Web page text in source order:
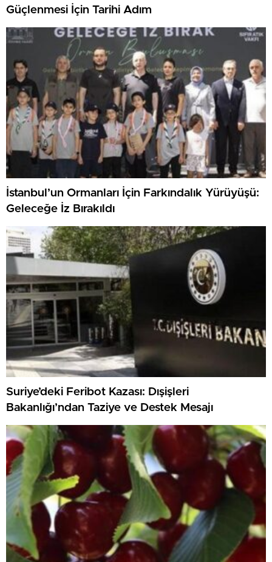
Güçlenmesi İçin Tarihi Adım
İstanbul’un Ormanları İçin Farkındalık Yürüyüşü:
Geleceğe İz Bırakıldı
Suriye’deki Feribot Kazası: Dışişleri
Bakanlığı’ndan Taziye ve Destek Mesajı